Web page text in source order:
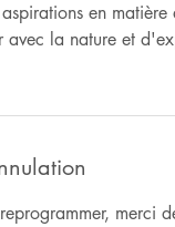
en
avec la nature et
merci